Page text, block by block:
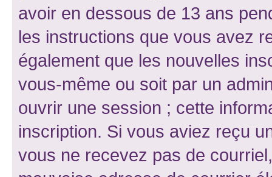
avoir en dessous de 13 ans
les instructions que vous avez
également que les nouvelles
vous-même ou soit par un
ouvrir une session ; cette
inscription. Si vous aviez reçu
vous ne recevez pas de